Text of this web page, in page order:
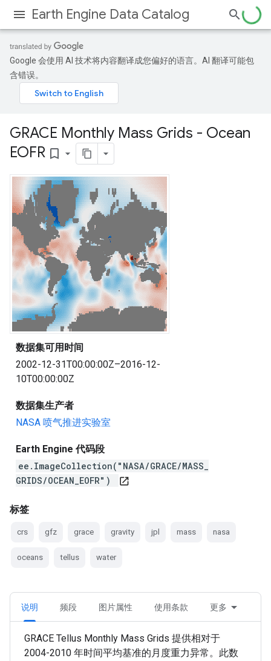
Earth Engine Data Catalog
Google 会使用 AI 技术将内容翻译成您偏好的语言。AI 翻译可能包
含错误。
GRACE Monthly Mass Grids - Ocean
EOFR bookmark_border
数据集可用时间
2002-12-31T00:00:00Z–2016-12-
10T00:00:00Z
数据集生产者
NASA 喷气推进实验室
Earth Engine 代码段
ee.ImageCollection("NASA/GRACE/MASS_
GRIDS/OCEAN_EOFR")
open_in_new
标签
crs gfz grace gravity jpl mass nasa
oceans tellus water
说明 频段 图片属性 使用条款 更多
GRACE Tellus Monthly Mass Grids 提供相对于
2004-2010 年时间平均基准的月度重力异常。此数